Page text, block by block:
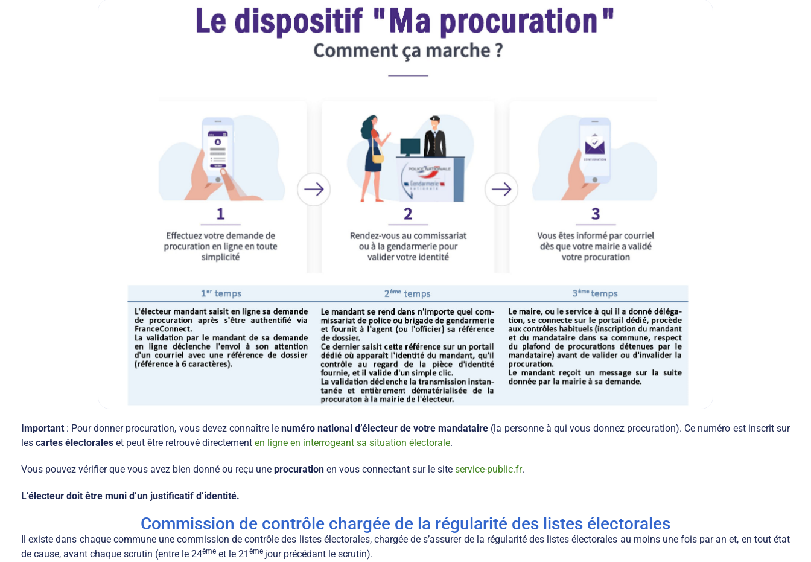
Important : Pour donner procuration, vous devez connaître le numéro national d’électeur de votre mandataire (la personne à qui vous donnez procuration). Ce numéro est inscrit sur
les cartes électorales et peut être retrouvé directement en ligne en interrogeant sa situation électorale.
Vous pouvez vérifier que vous avez bien donné ou reçu une procuration en vous connectant sur le site service-public.fr.
L’électeur doit être muni d’un justificatif d’identité.
Commission de contrôle chargée de la régularité des listes électorales
Il existe dans chaque commune une commission de contrôle des listes électorales, chargée de s’assurer de la régularité des listes électorales au moins une fois par an et, en tout état
de cause, avant chaque scrutin (entre le 24ème et le 21 ème jour précédant le scrutin).